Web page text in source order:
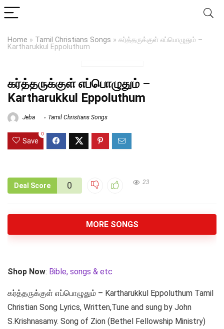
Home » Tamil Christians Songs » கர்த்தருக்குள் எப்பொழுதும் –
Kartharukkul Eppoluthum
கர்த்தருக்குள் எப்பொழுதும் –
Kartharukkul Eppoluthum
Jeba Tamil Christians Songs
Save
0
Deal Score 0 23
MORE SONGS
Shop Now: Bible, songs & etc
கர்த்தருக்குள் எப்பொழுதும் – Kartharukkul Eppoluthum Tamil
Christian Song Lyrics, Written,Tune and sung by John
S.Krishnasamy. Song of Zion (Bethel Fellowship Ministry)